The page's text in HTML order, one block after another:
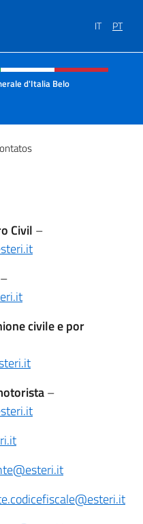
IT PT
do menu
d'Italia Belo
Civil –
–
civile e por
–